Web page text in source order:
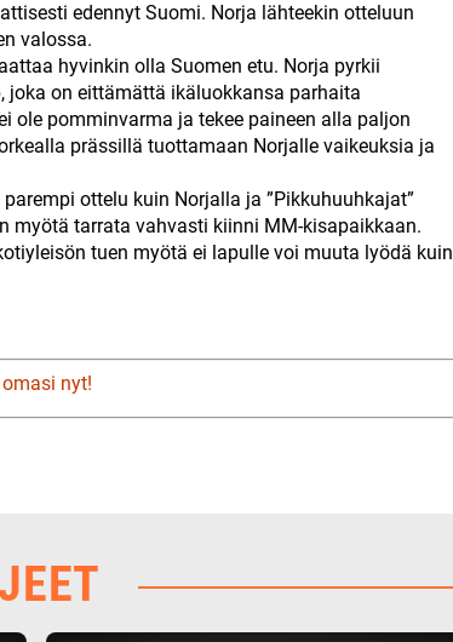
edennyt Suomi. Norja lähteekin otteluun
valossa.
hyvinkin olla Suomen etu. Norja pyrkii
, joka on eittämättä ikäluokkansa parhaita
ole pomminvarma ja tekee paineen alla paljon
prässillä tuottamaan Norjalle vaikeuksia ja
ottelu kuin Norjalla ja ”Pikkuhuuhkajat”
myötä tarrata vahvasti kiinni MM-kisapaikkaan.
tuen myötä ei lapulle voi muuta lyödä kuin
nyt!